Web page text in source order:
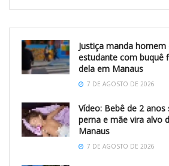
Justiça manda homem
estudante com buquê
dela em Manaus
7 DE AGOSTO DE 2026
Vídeo: Bebê de 2
perna e mãe vira alvo
Manaus
7 DE AGOSTO DE 2026